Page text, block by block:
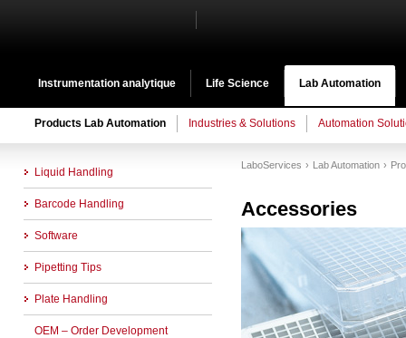
Instrumentation analytique Life Science Lab Automation
Products Lab Automation Industries & Solutions Automation
Liquid Handling
Barcode Handling
Software
Pipetting Tips
Plate Handling
OEM – Order Development
LaboServices Lab Automation
Accessories